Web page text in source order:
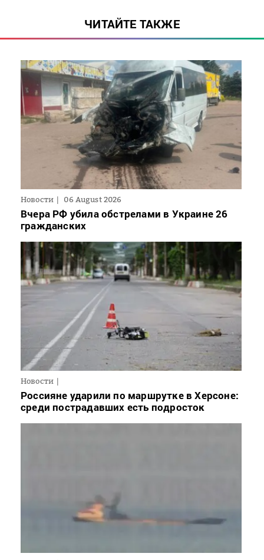
ЧИТАЙТЕ ТАКЖЕ
Новости 06 August 2026
Вчера РФ убила обстрелами в Украине 26
гражданских
Новости
Россияне ударили по маршрутке в Херсоне:
среди пострадавших есть подросток